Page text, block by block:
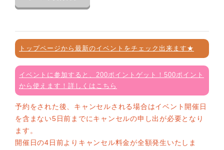
トップページから最新のイベントをチェック出来ます★
イベントに参加すると、200ポイントゲット！500ポイント
から使えます！詳しくはこちら
予約をされた後、キャンセルされる場合はイベント開催日
を含まない5日前までにキャンセルの申し出が必要となり
ます。
開催日の4日前よりキャンセル料金が全額発生いたしま